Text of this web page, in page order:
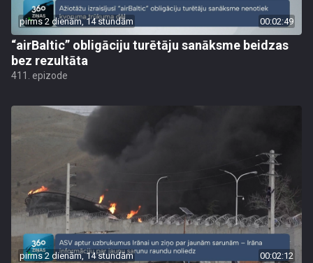
pirms 2 dienām, 14 stundām 00:02:49
“airBaltic” obligāciju turētāju sanāksme beidzas
bez rezultāta
411. epizode
pirms 2 dienām, 14 stundām 00:02:12